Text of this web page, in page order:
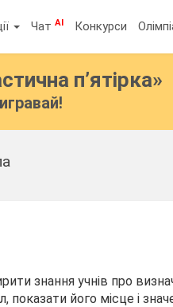
ЧатAI Конкурси
п’ятірка»
знання учнів про
показати його місце і